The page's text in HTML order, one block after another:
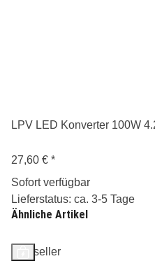
LPV LED Konverter 100W
27,60 € *
Sofort verfügbar
Lieferstatus: ca. 3-5 Tage
Ähnliche Artikel
Bestseller